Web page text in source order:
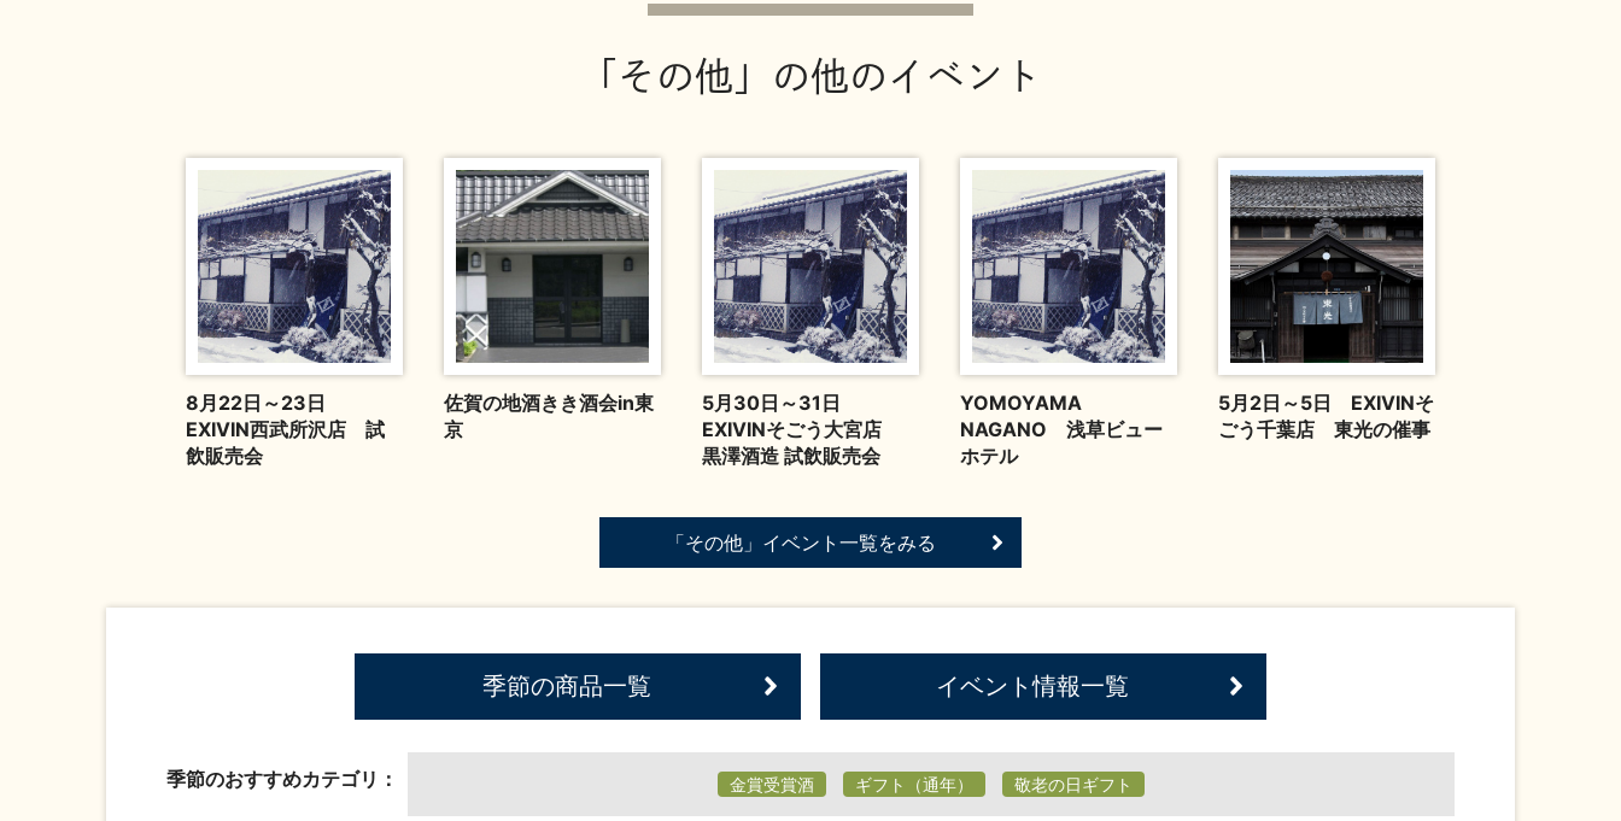
「その他」の他のイベント
8月22日～23日
EXIVIN西武所沢店 試
飲販売会
佐賀の地酒きき酒会in東
京
5月30日～31日
EXIVINそごう大宮店
黒澤酒造 試飲販売会
YOMOYAMA
NAGANO 浅草ビュー
ホテル
5月2日～5日 EXIVINそ
ごう千葉店 東光の催事
「その他」イベント一覧をみる
季節の商品一覧 イベント情報一覧
季節のおすすめカテゴリ： 金賞受賞酒 ギフト（通年） 敬老の日ギフト